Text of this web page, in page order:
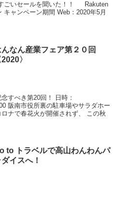
ごいセールを聞いた！！ Rakuten
キャンペーン期間 Web：2020年5月
んなん産業フェア第２０回
2020〉
すべき第20回！ 日時：
阪南市役所裏の駐車場やサラダホー
ナで春花火が開催されず、 この秋
to トラベルで高山わんわんパ
ダイスへ！